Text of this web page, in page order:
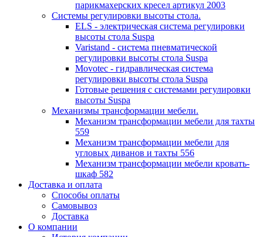
парикмахерских кресел артикул 2003
Системы регулировки высоты стола.
ELS - электрическая система регулировки
высоты стола Suspa
Varistand - система пневматической
регулировки высоты стола Suspa
Movotec - гидравлическая система
регулировки высоты стола Suspa
Готовые решения с системами регулировки
высоты Suspa
Механизмы трансформации мебели.
Механизм трансформации мебели для тахты
559
Механизм трансформации мебели для
угловых диванов и тахты 556
Механизм трансформации мебели кровать-
шкаф 582
Доставка и оплата
Способы оплаты
Самовывоз
Доставка
О компании